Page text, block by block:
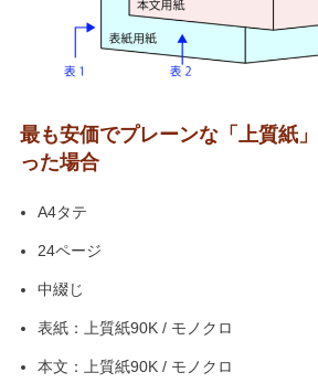
最も安価でプレーンな「上質紙
った場合
A4タテ
24ページ
中綴じ
表紙：上質紙90K / モノクロ
本文：上質紙90K / モノクロ